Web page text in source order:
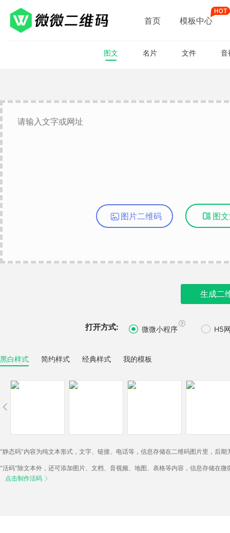
首页 模板中心
图文 名片 文件 音
图片二维码
  图
生成二
打开方式:  微微小程序

 H5
黑白样式 简约样式 经典样式 我的模板

“静态码”内容为纯文本形式，文字、链接、电话等，信息存储在二维码图片里，后期
“活码”除文本外，还可添加图片、文档、音视频、地图、表格等内容，信息存储在
点击制作活码 